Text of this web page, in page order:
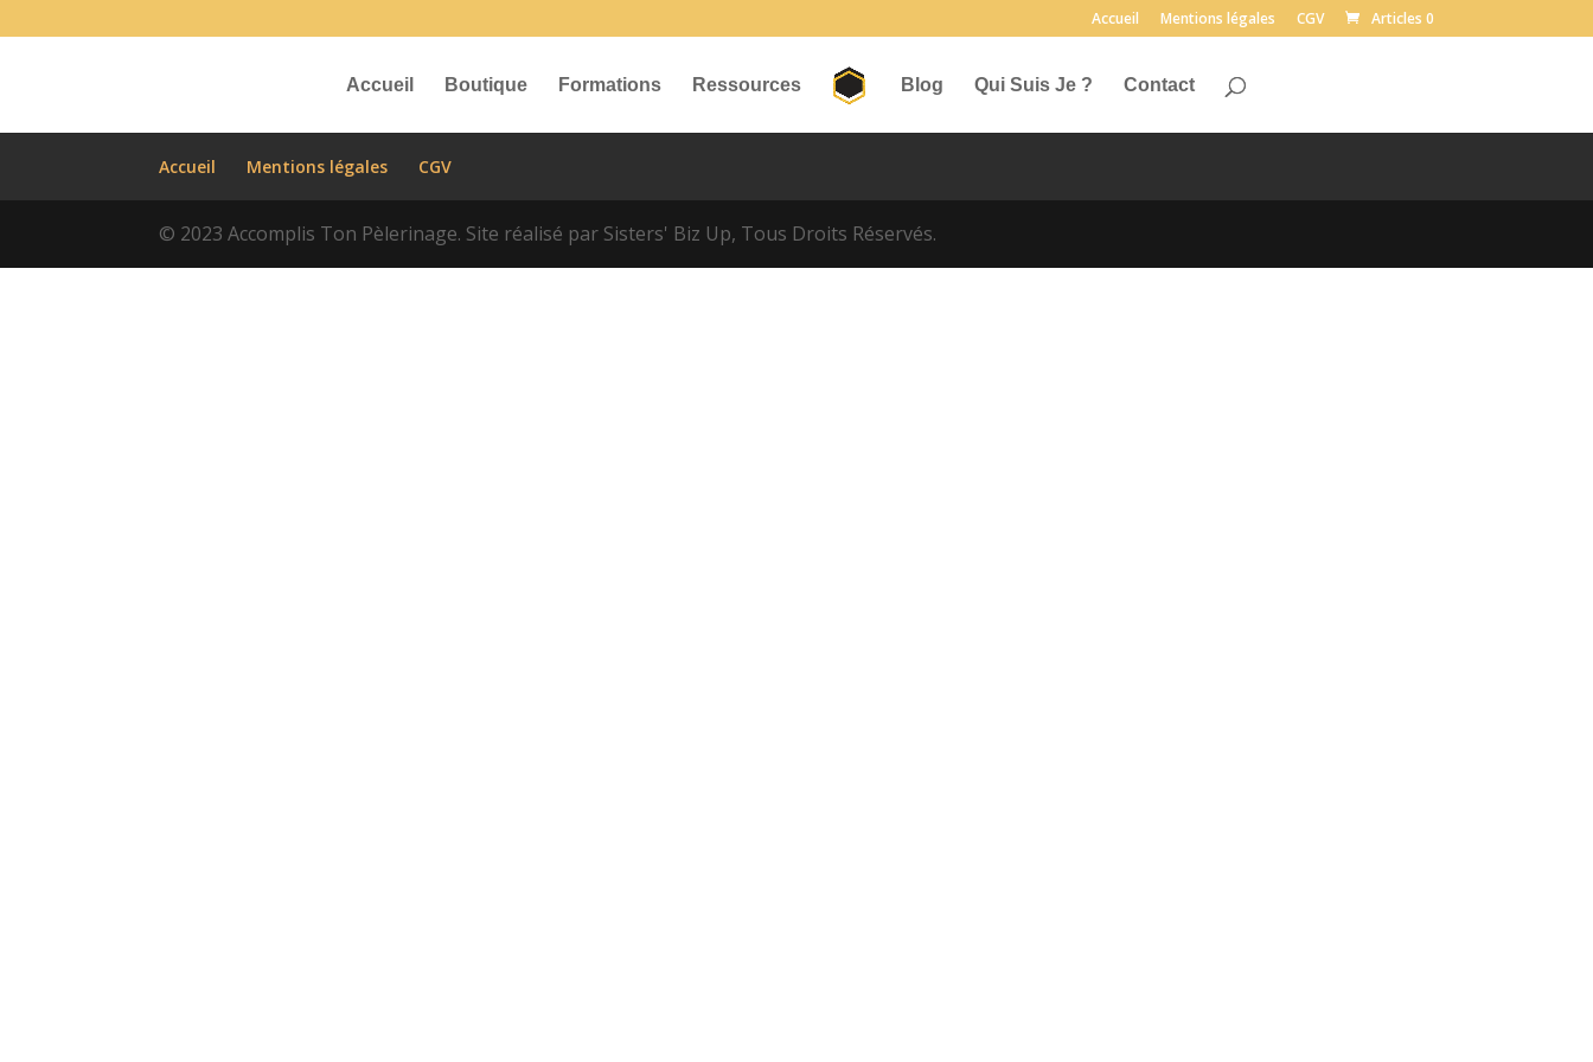
Accueil Mentions légales CGV Articles 0
Accueil Boutique Formations Ressources Blog Qui Suis Je ? Contact
Accueil Mentions légales CGV
© 2023 Accomplis Ton Pèlerinage. Site réalisé par Sisters' Biz Up, Tous Droits Réservés.